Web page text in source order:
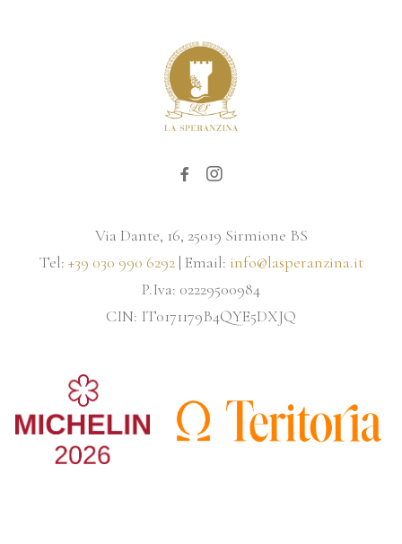
Via Dante, 16, 25019 Sirmione BS
Tel: +39 030 990 6292 | Email: info@lasperanzina.it
P.Iva: 02229500984
CIN: IT0171179B4QYE5DXJQ